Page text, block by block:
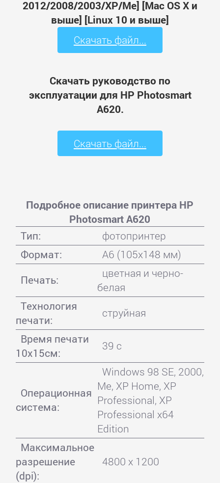
2012/2008/2003/XP/Me] [Mac OS X и
выше] [Linux 10 и выше]
Скачать файл...
Скачать руководство по
эксплуатации для HP Photosmart
A620.
Скачать файл...
Подробное описание принтера HP
Photosmart A620
Тип:
фотопринтер
Формат:
A6 (105x148 мм)
Печать:
цветная и черно-
белая
Технология
печати:
струйная
Время печати
10x15см:
39 с
Операционная
система:
Windows 98 SE, 2000,
Me, XP Home, XP
Professional, XP
Professional x64
Edition
Максимальное
разрешение
(dpi):
4800 x 1200